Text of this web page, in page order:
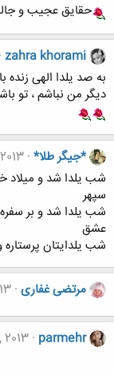
حقایق عجیب و
zahra khorami
به صد یلدا الهی زنده
دیگر من نباشم ، تو
*جیگر طلا*
شب یلدا شد و میلاد
سپهر
شب یلدا شد و بر
عشق
شب یلدایتان پرستاره
مرتضی غفاری
parmehr
2013